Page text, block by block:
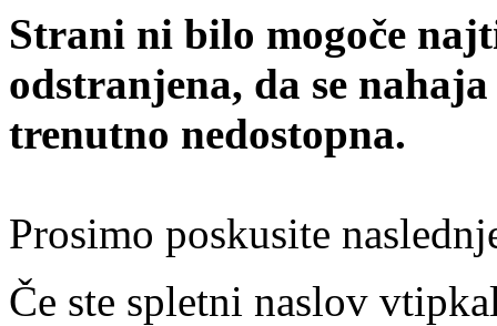
Strani ni bilo mogoče
odstranjena, da se
trenutno nedostopna.
Prosimo poskusite
Če ste spletni naslov